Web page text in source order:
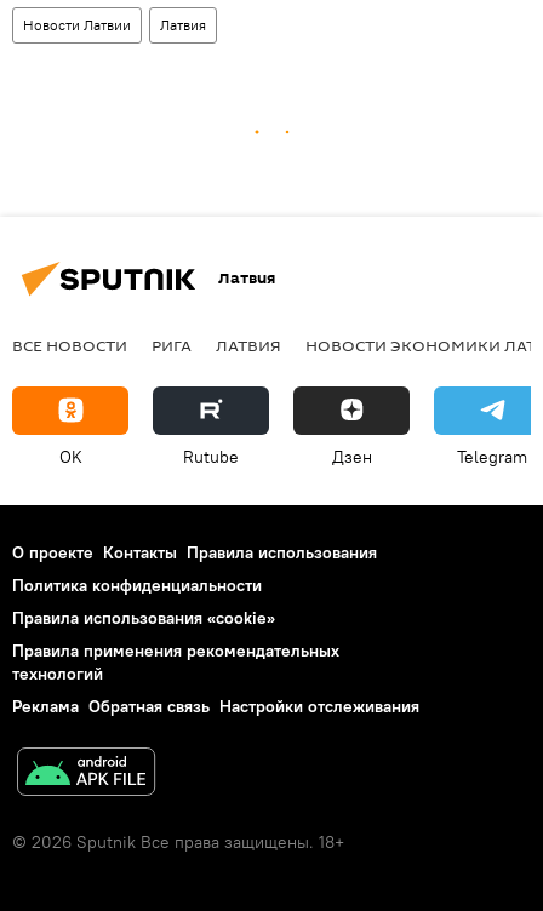
Новости Латвии Латвия
Латвия
ВСЕ НОВОСТИ РИГА ЛАТВИЯ НОВОСТИ ЭКОНОМИКИ
OK Rutube Дзен Telegram
О проекте Контакты Правила использования
Политика конфиденциальности
Правила использования «cookie»
Правила применения рекомендательных
технологий
Реклама Обратная связь Настройки отслеживания
© 2026 Sputnik Все права защищены. 18+